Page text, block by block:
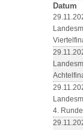
Datum
4.